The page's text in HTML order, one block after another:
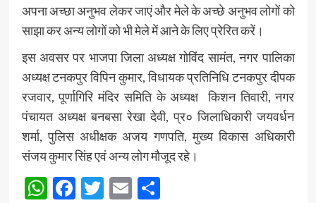
अपना अच्छा अनुभव लेकर जाएं और मेले के अच्छे अनुभव लोगों को
साझा कर अन्य लोगों को भी मेले में आने के लिए प्रेरित करें।
इस अवसर पर भाजपा जिला अध्यक्ष गोविंद सामंत, नगर पालिका
अध्यक्ष टनकपुर विपिन कुमार, विधायक प्रतिनिधि टनकपुर दीपक
रजवार, पूर्णागिरि मंदिर समिति के अध्यक्ष किशन तिवारी, नगर
पंचायत अध्यक्ष बनबसा रेखा देवी, प्र० जिलाधिकारी जयवर्धन
शर्मा, पुलिस अधीक्षक अजय गणपति, मुख्य विकास अधिकारी
संजय कुमार सिंह एवं अन्य लोग मौजूद रहे।
WhatsApp
Facebook
Twitter
EmailShare